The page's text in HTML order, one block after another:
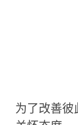
为了改善彼